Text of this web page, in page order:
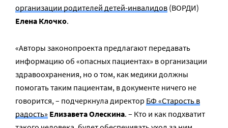
организации родителей детей-инвалидов (ВОРДИ)
Елена Клочко.
«Авторы законопроекта предлагают передавать
информацию об «опасных пациентах» в организации
здравоохранения, но о том, как медики должны
помогать таким пациентам, в документе ничего не
говорится, – подчеркнула директор БФ «Старость в
радость» Елизавета Олескина. – Кто и как подхватит